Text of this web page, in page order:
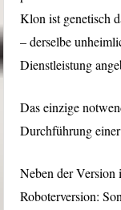
Klon ist genetisch
– derselbe
Dienstleistung
Das einzige
Durchführung
Neben der Version
Roboterversion: